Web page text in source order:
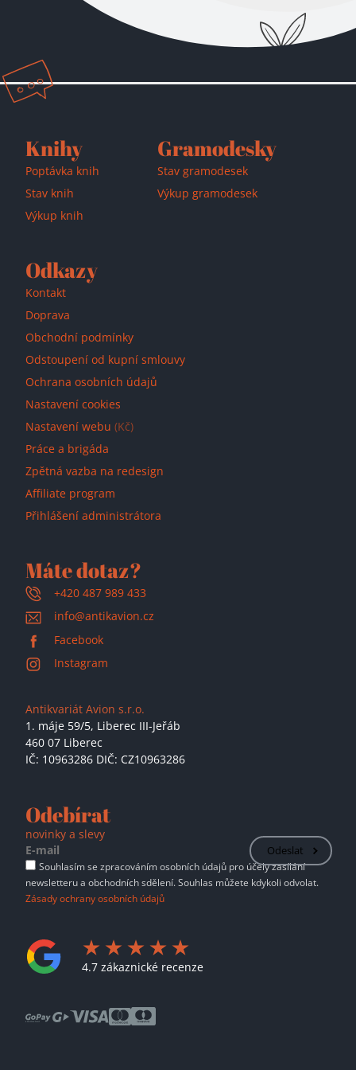
Přidáno do košíku!
Knihy
Poptávka knih
Stav knih
Výkup knih
Gramodesky
Stav gramodesek
Výkup gramodesek
Odkazy
Kontakt
Doprava
Obchodní podmínky
Odstoupení od kupní smlouvy
Ochrana osobních údajů
Nastavení cookies
Nastavení webu (Kč)
Práce a brigáda
Zpětná vazba na redesign
Affiliate program
Přihlášení administrátora
Máte dotaz?
+420 487 989 433
info@antikavion.cz
Facebook
Instagram
Antikvariát Avion s.r.o.
1. máje 59/5, Liberec III-Jeřáb
460 07 Liberec
IČ: 10963286 DIČ: CZ10963286
Odebírat
novinky a slevy
Odeslat
Souhlasím se zpracováním osobních údajů pro účely zasílání
newsletteru a obchodních sdělení. Souhlas můžete kdykoli odvolat.
Zásady ochrany osobních údajů
4.7 zákaznické recenze